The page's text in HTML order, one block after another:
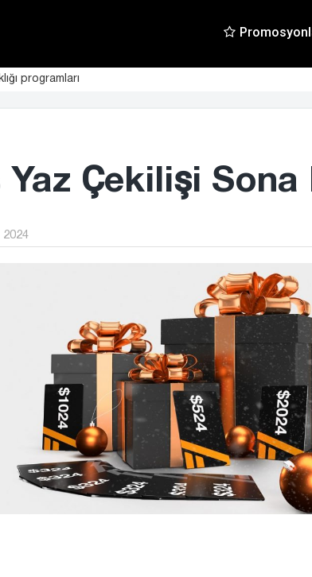
programları
Çekilişi Sona
2024